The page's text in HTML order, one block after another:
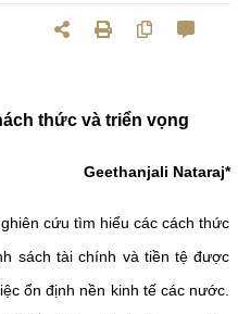
thức và triển vọng
Geethanjali Nataraj*
cứu tìm hiểu các cách thức
sách tài chính và tiền tệ được
ổn định nền kinh tế các nước.